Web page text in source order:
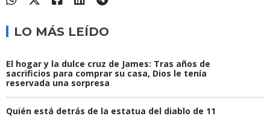
LO MÁS LEÍDO
El hogar y la dulce cruz de James: Tras años de
sacrificios para comprar su casa, Dios le tenía
reservada una sorpresa
Quién está detrás de la estatua del diablo de 11